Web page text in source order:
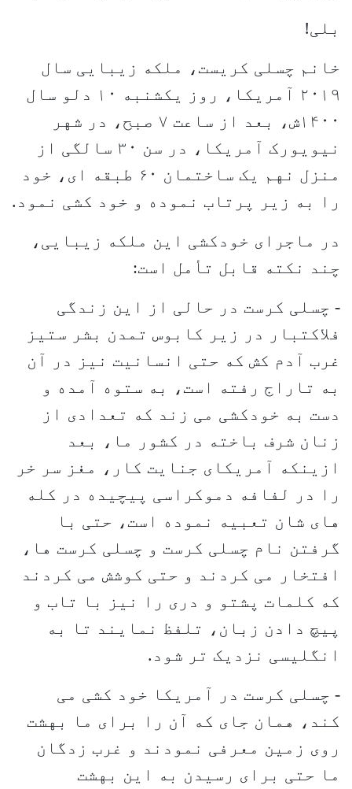
بلی!
خانم چسلی کریست، ملکه زیبایی سال
۲۰۱۹ آمریکا، روز یکشنبه ۱۰ دلو سال
۱۴۰۰ش، بعد از ساعت ۷ صبح، در شهر
نیویورک آمریکا، در سن ۳۰ سالگی از
منزل نهم یک ساختمان ۶۰ طبقه ای، خود
را به زیر پرتاب نموده و خود کشی نمود.
در ماجرای خودکشی این ملکه زیبایی،
چند نکته قابل تأمل است:
- چسلی کرست در حالی از این زندگی
فلاکتبار در زیر کابوس تمدن بشر ستیز
غرب آدم کش که حتی انسانیت نیز در آن
به تاراج رفته است، به ستوه آمده و
دست به خودکشی می زند که تعدادی از
زنان شرف باخته در کشور ما، بعد
ازینکه آمریکای جنایت کار، مغز سر خر
را در لفافه دموکراسی پیچیده در کله
های شان تعبیه نموده است، حتی با
گرفتن نام چسلی کرست و چسلی کرست ها،
افتخار می کردند و حتی کوشش می کردند
که کلمات پشتو و دری را نیز با تاب و
پیچ دادن زبان، تلفظ نمایند تا به
انگلیسی نزدیک تر شود.
- چسلی کرست در آمریکا خود کشی می
کند، همان جای که آن را برای ما بهشت
روی زمین معرفی نمودند و غرب زدگان
ما حتی برای رسیدن به این بهشت